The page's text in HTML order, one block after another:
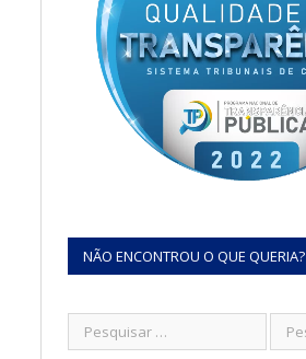
NÃO ENCONTROU O QUE QUERIA?